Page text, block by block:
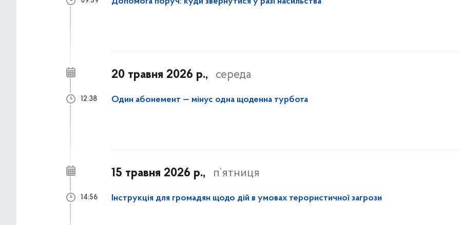
20 травня 2026 р., середа
Один абонемент — мінус одна щоденна турбота
12:38
15 травня 2026 р., п’ятниця
Інструкція для громадян щодо дій в умовах терористичної загрози
14:56